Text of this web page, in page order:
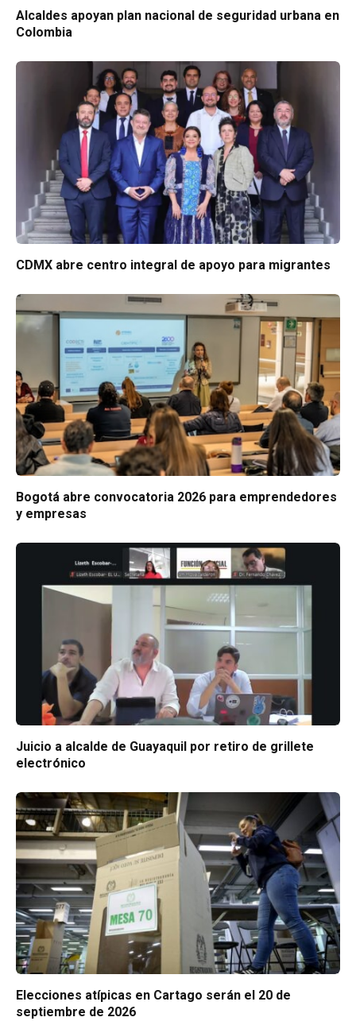
Alcaldes apoyan plan nacional de seguridad urbana en
Colombia
CDMX abre centro integral de apoyo para migrantes
Bogotá abre convocatoria 2026 para emprendedores
y empresas
Juicio a alcalde de Guayaquil por retiro de grillete
electrónico
Elecciones atípicas en Cartago serán el 20 de
septiembre de 2026